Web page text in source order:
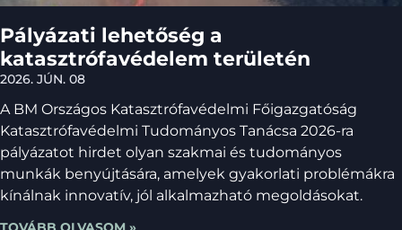
Pályázati lehetőség a
katasztrófavédelem területén
2026. JÚN. 08
A BM Országos Katasztrófavédelmi Főigazgatóság
Katasztrófavédelmi Tudományos Tanácsa 2026-ra
pályázatot hirdet olyan szakmai és tudományos
munkák benyújtására, amelyek gyakorlati problémákra
kínálnak innovatív, jól alkalmazható megoldásokat.